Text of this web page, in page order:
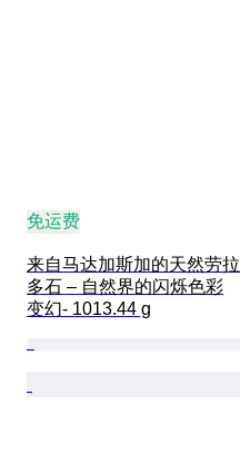
免运费
来自马达加斯加的天然劳拉
多石 – 自然界的闪烁色彩
变幻- 1013.44 g